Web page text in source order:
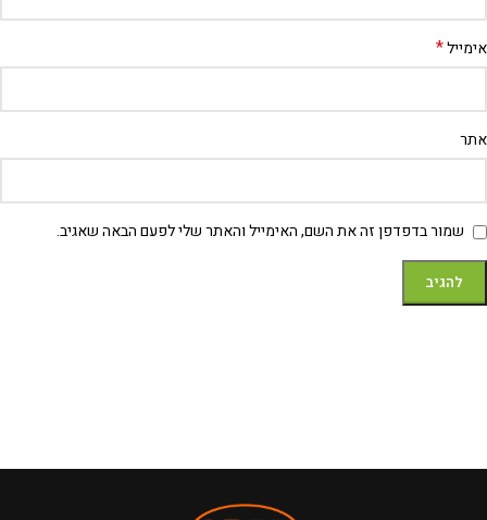
אימייל*
אתר
שמור בדפדפן זה את השם, האימייל והאתר שלי לפעם הבאה שאגיב.